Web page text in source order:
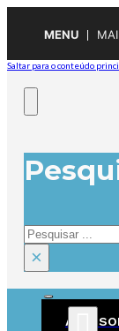
MENU
Saltar para o conteúdo
Pesquisar
×